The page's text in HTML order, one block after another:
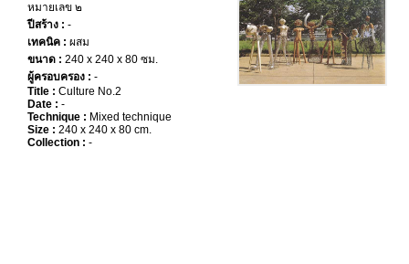
หมายเลข ๒
ปีสร้าง : -
เทคนิค : ผสม
ขนาด : 240 x 240 x 80 ซม.
ผู้ครอบครอง : -
Title : Culture No.2
Date : -
Technique : Mixed technique
Size : 240 x 240 x 80 cm.
Collection : -